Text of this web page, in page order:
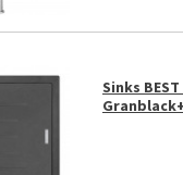
Sinks BEST